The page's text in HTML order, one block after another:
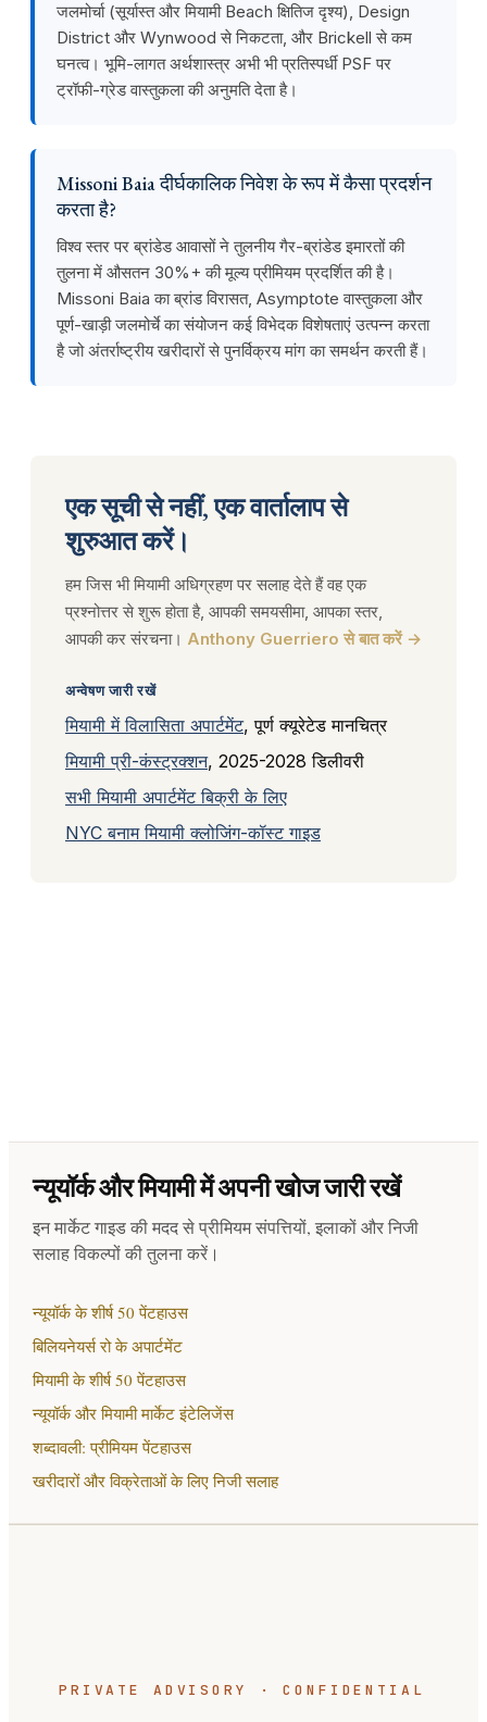
जलमोर्चा (सूर्यास्त और मियामी Beach क्षितिज दृश्य), Design
District और Wynwood से निकटता, और Brickell से कम
घनत्व। भूमि-लागत अर्थशास्त्र अभी भी प्रतिस्पर्धी PSF पर
ट्रॉफी-ग्रेड वास्तुकला की अनुमति देता है।
Missoni Baia दीर्घकालिक निवेश के रूप में कैसा प्रदर्शन
करता है?
विश्व स्तर पर ब्रांडेड आवासों ने तुलनीय गैर-ब्रांडेड इमारतों की
तुलना में औसतन 30%+ की मूल्य प्रीमियम प्रदर्शित की है।
Missoni Baia का ब्रांड विरासत, Asymptote वास्तुकला और
पूर्ण-खाड़ी जलमोर्चे का संयोजन कई विभेदक विशेषताएं उत्पन्न करता
है जो अंतर्राष्ट्रीय खरीदारों से पुनर्विक्रय मांग का समर्थन करती हैं।
एक सूची से नहीं, एक वार्तालाप से
शुरुआत करें।
हम जिस भी मियामी अधिग्रहण पर सलाह देते हैं वह एक
प्रश्नोत्तर से शुरू होता है, आपकी समयसीमा, आपका स्तर,
आपकी कर संरचना। Anthony Guerriero से बात करें →
अन्वेषण जारी रखें
मियामी में विलासिता अपार्टमेंट, पूर्ण क्यूरेटेड मानचित्र
मियामी प्री-कंस्ट्रक्शन, 2025-2028 डिलीवरी
सभी मियामी अपार्टमेंट बिक्री के लिए
NYC बनाम मियामी क्लोजिंग-कॉस्ट गाइड
न्यूयॉर्क और मियामी में अपनी खोज जारी रखें
इन मार्केट गाइड की मदद से प्रीमियम संपत्तियों, इलाकों और निजी
सलाह विकल्पों की तुलना करें।
न्यूयॉर्क के शीर्ष 50 पेंटहाउस
बिलियनेयर्स रो के अपार्टमेंट
मियामी के शीर्ष 50 पेंटहाउस
न्यूयॉर्क और मियामी मार्केट इंटेलिजेंस
शब्दावली: प्रीमियम पेंटहाउस
खरीदारों और विक्रेताओं के लिए निजी सलाह
PRIVATE ADVISORY · CONFIDENTIAL